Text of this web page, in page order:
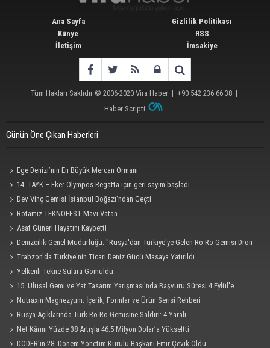
Ana Sayfa
Künye
İletişim
Gizlilik Politikası
RSS
İmsakiye
Tüm Hakları Saklıdır © 2006-2020 Vira Haber | +90 542 236 66 38 |
Haber Scripti
Günün Öne Çıkan Haberleri
Ege Denizi’nin En Büyük Mercan Ormanı
14. TAYK – Eker Olympos Regatta için geri sayım başladı
Dev Vinç Gemisi İstanbul Boğazı'ndan Geçti
Rotamız TEKNOFEST Mavi Vatan
Asaf Güneri Hayatını Kaybetti
Denizcilik Genel Müdürlüğü: "Rusya'dan Türkiye'ye Gelen Ro-Ro Gemisi Dron
Saldırısına Uğradı"
Trabzon'da Türkiye'nin Ticari Deniz Gücü Masaya Yatırıldı
Yelkenli Tekne Sulara Gömüldü
15. Ulusal Gemi ve Yat Tasarım Yarışması'nda Başvuru Süresi 4 Eylül'e
Uzatıldı
Nutraxin Magnezyum: İçerik, Formlar ve Ürün Serisi Rehberi
Rusya Açıklarında Türk Ro-Ro Gemisine Saldırı: 4 Yaralı
Net Kârını Yüzde 38 Artışla 46.5 Milyon Dolar’a Yükseltti
DÖDER'in 28. Dönem Yönetim Kurulu Başkanı Emir Çevik Oldu